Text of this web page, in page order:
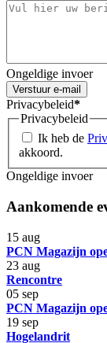
Ongeldige invoer
Verstuur e-mail
Privacybeleid*
Privacybeleid
Ik heb de
akkoord.
Ongeldige invoer
Aankomende
15 aug
PCN Magazijn
23 aug
Rencontre
05 sep
PCN Magazijn
19 sep
Hogelandrit